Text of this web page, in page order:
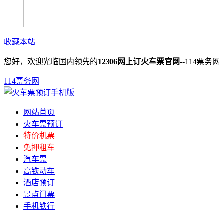
收藏本站
您好，欢迎光临国内领先的12306网上订火车票官网--114票务
114票务网
网站首页
火车票预订
特价机票
免押租车
汽车票
高铁动车
酒店预订
景点门票
手机铁行